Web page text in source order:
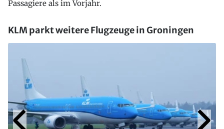
Passagiere als im Vorjahr.
KLM parkt weitere Flugzeuge in Groningen